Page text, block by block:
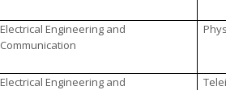
Electrical Engineering and
Communication
Electrical Engineering and